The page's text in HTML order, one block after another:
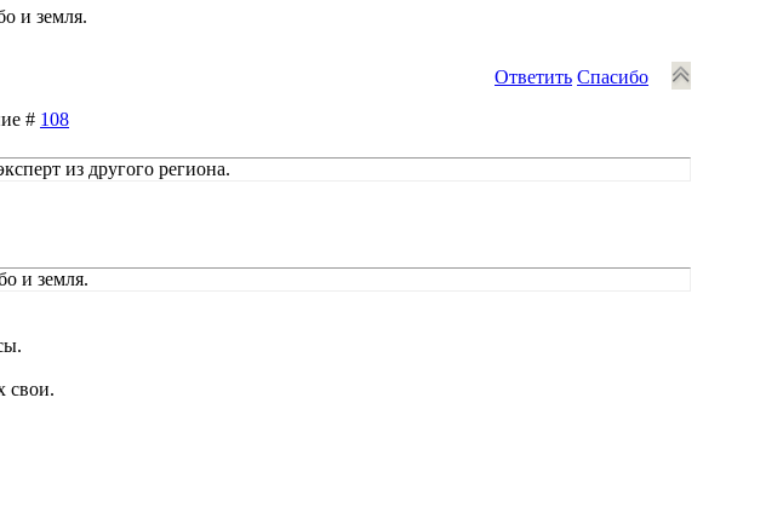
и земля.
Ответить Спасибо
# 108
из другого региона.
и земля.
свои.